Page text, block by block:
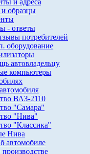
и адреса
образцы
- ответы
потребителей
оборудование
автовладельцу
компьютеры
ВАЗ-2110
"Самара"
"Нива"
"Классика"
Нива
автомобиле